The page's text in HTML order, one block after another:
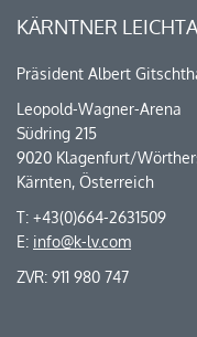
KÄRNTNER
Präsident Albert
Leopold-Wagner-Arena
Südring 215
9020 Klagenfurt/
Kärnten, Österreich
T: +43(0)664-2631509
E: info@k-lv.com
ZVR: 911 980 747